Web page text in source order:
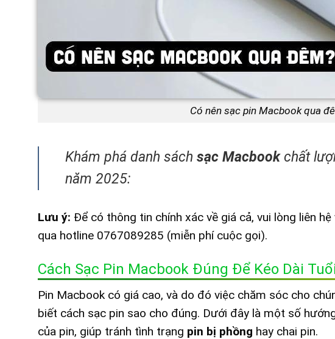
Có nên sạc pin Macbook qua
Khám phá danh sáchsạc Macbookchất
năm 2025:
Lưu ý: Để có thông tin chính xác về giá cả, vui lòng liên
qua hotline 0767089285 (miễn phí cuộc gọi).
Cách Sạc Pin Macbook Đúng Để Kéo Dài
Pin Macbook có giá cao, và do đó việc chăm sóc cho
biết cách sạc pin sao cho đúng. Dưới đây là một số
của pin, giúp tránh tình trạng pin bị phồng hay chai pin.